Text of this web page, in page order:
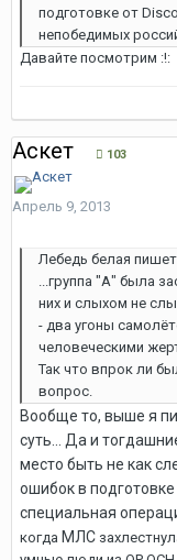
подготовке от
непобедимых
Давайте посмотрим :!:
Аскет 103
Апрель 9, 2013
Лебедь белая
...группа "А" была
них и слыхом не
- два угоны
человеческими
Так что впрок ли
вопрос.
Вообще то, выше я
суть... Да и
место быть не как
ошибок в подготовке
специальная
когда МЛС